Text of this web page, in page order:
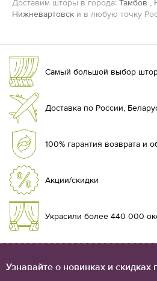
Доставим шторы в города: Тамбов ,
Нижневартовск и в любую точку
Самый большой выбор
Доставка по России,
100% гарантия возврата и
Акции/скидки
Украсили более 440 000
Узнавайте о новинках и скидках